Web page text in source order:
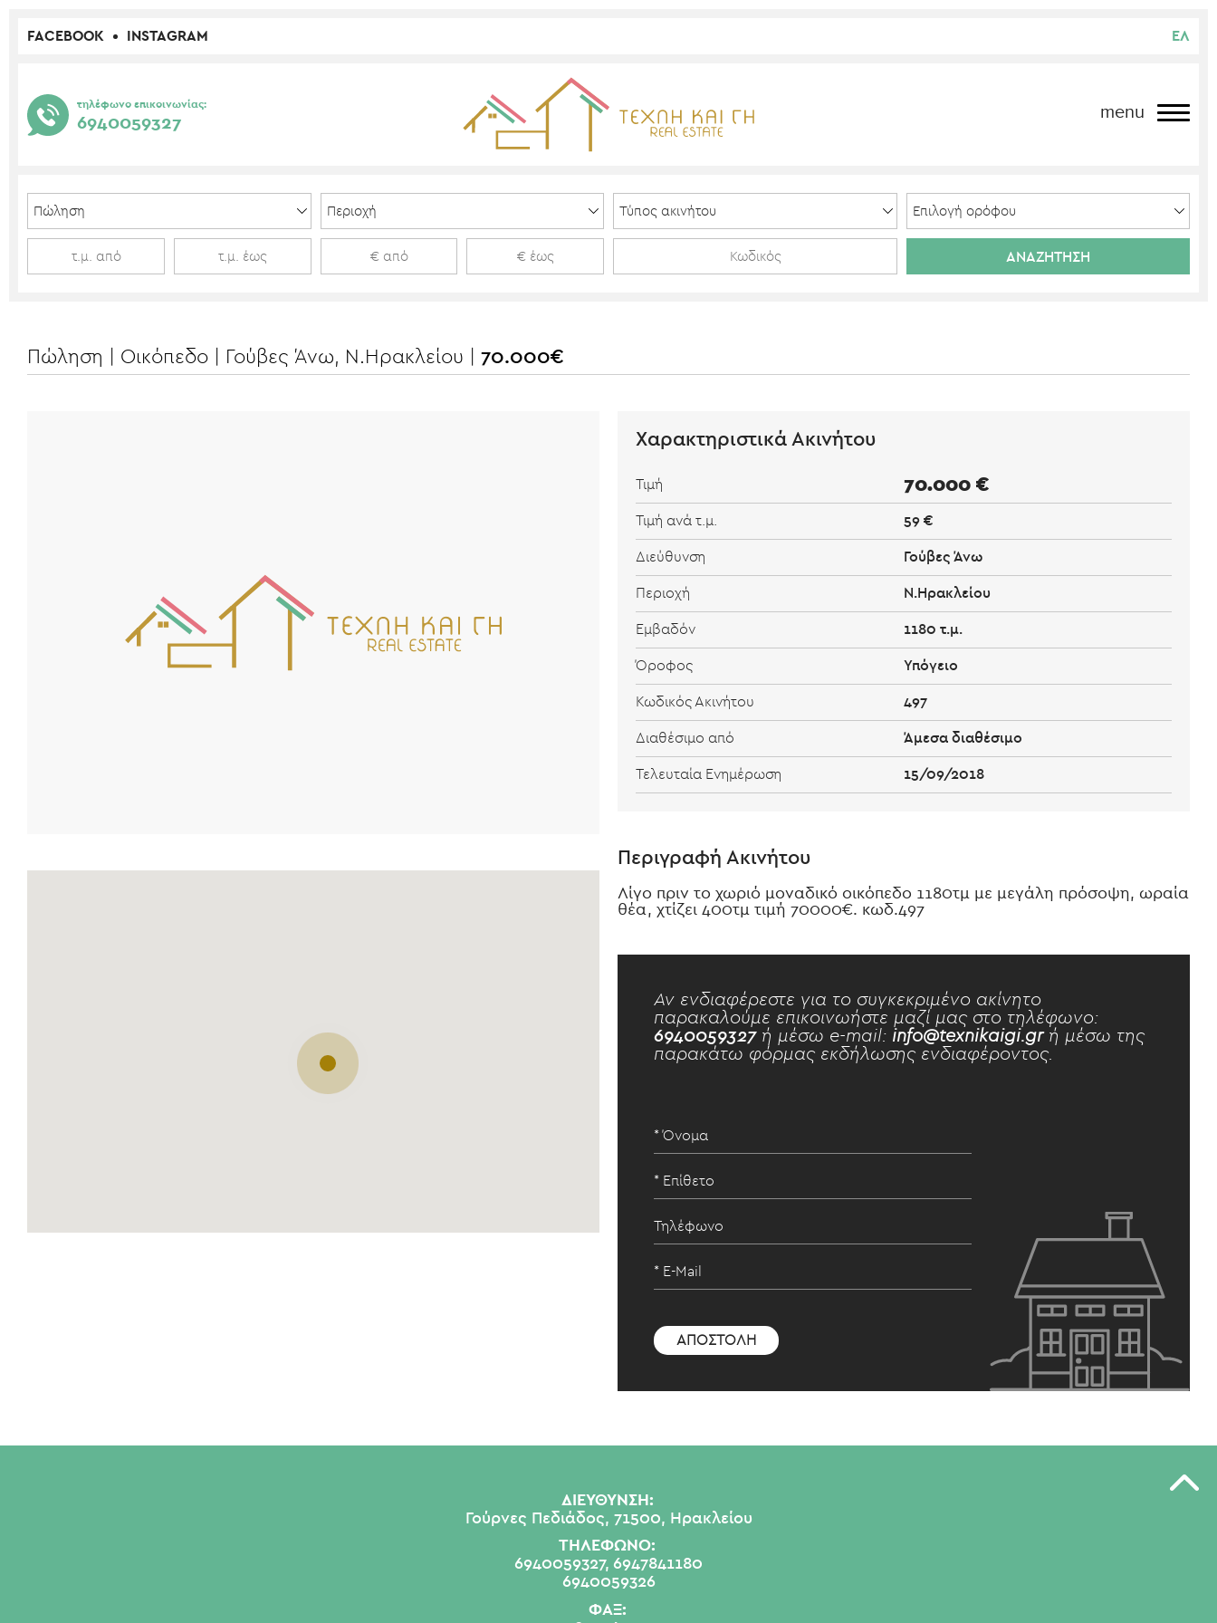
FACEBOOK INSTAGRAM ΕΛ
τηλέφωνο επικοινωνίας:
6940059327 menu
Πώληση | Οικόπεδο | Γούβες Άνω, Ν.Ηρακλείου | 70.000€
Χαρακτηριστικά Ακινήτου
Τιμή 70.000 €
Τιμή ανά τ.μ. 59 €
Διεύθυνση Γούβες Άνω
Περιοχή Ν.Ηρακλείου
Εμβαδόν 1180 τ.μ.
Όροφος Υπόγειο
Κωδικός Ακινήτου 497
Διαθέσιμο από Άμεσα διαθέσιμο
Τελευταία Ενημέρωση 15/09/2018
Περιγραφή Ακινήτου
Λίγο πριν το χωριό μοναδικό οικόπεδο 1180τμ με μεγάλη πρόσοψη, ωραία
θέα, χτίζει 400τμ τιμή 70000€. κωδ.497
Αν ενδιαφέρεστε για το συγκεκριμένο ακίνητο
παρακαλούμε επικοινωήστε μαζί μας στο τηλέφωνο:
6940059327ή μέσω e-mail: info@texnikaigi.grή μέσω της
παρακάτω φόρμας εκδήλωσης ενδιαφέροντος.
ΔΙΕΥΘΥΝΣΗ:
Γούρνες Πεδιάδος, 71500, Ηρακλείου
ΤΗΛΕΦΩΝΟ:
6940059327, 6947841180
6940059326
ΦΑΞ: